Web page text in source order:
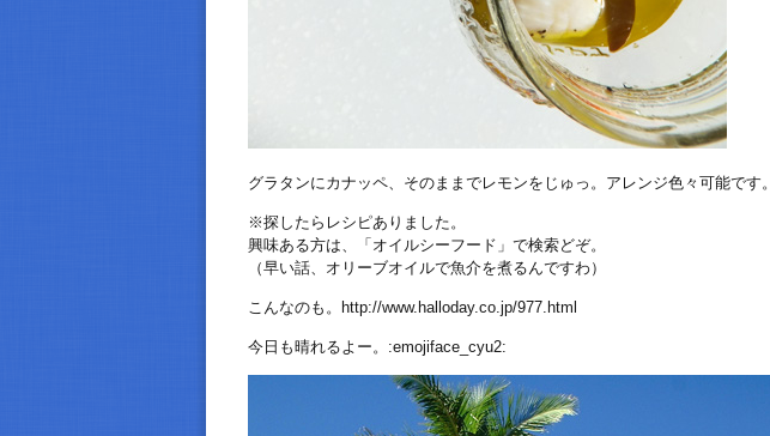
グラタンにカナッペ、そのままでレモンをじゅっ。アレンジ色々可能です。
※探したらレシピありました。
興味ある方は、「オイルシーフード」で検索どぞ。
（早い話、オリーブオイルで魚介を煮るんですわ）
こんなのも。http://www.halloday.co.jp/977.html
今日も晴れるよー。:emojiface_cyu2: